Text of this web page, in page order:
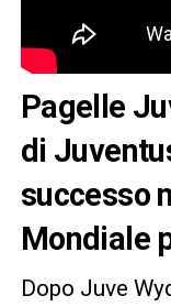
Pagelle
di
successo
Mondiale
Dopo Juve